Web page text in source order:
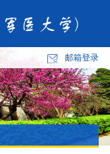
邮箱登录